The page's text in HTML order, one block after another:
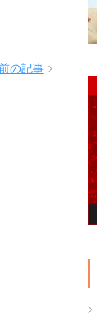
の記事